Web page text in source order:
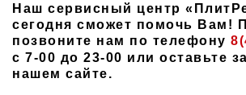
Наш сервисный центр
сегодня сможет помочь Вам!
позвоните нам по телефону
с 7-00 до 23-00 или оставьте
нашем сайте.